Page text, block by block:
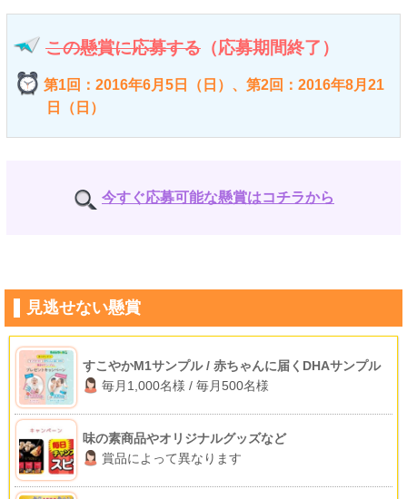
この懸賞に応募する （応募期間終了）
第1回：2016年6月5日（日）、第2回：2016年8月21
日（日）
今すぐ応募可能な懸賞はコチラから
見逃せない懸賞
すこやかM1サンプル / 赤ちゃんに届くDHAサンプル
毎月1,000名様 / 毎月500名様
味の素商品やオリジナルグッズなど
賞品によって異なります